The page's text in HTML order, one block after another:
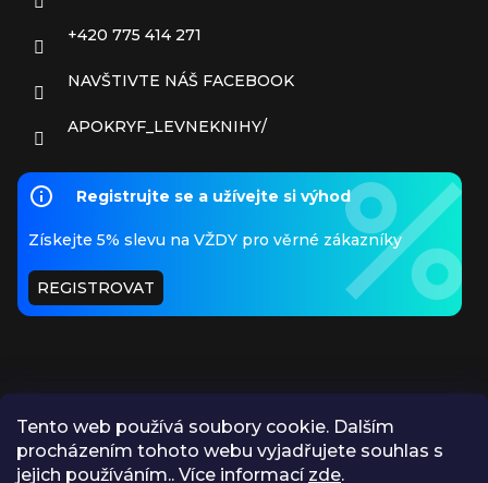
Tento web používá soubory cookie. Dalším
procházením tohoto webu vyjadřujete souhlas s
jejich používáním.. Více informací zde.
+420 775 414 271
NAVŠTIVTE NÁŠ FACEBOOK
APOKRYF_LEVNEKNIHY/
Registrujte se a užívejte si výhod
Získejte 5% slevu na VŽDY pro věrné zákazníky
REGISTROVAT
PŘIJÍMÁME ONLINE PLATBY